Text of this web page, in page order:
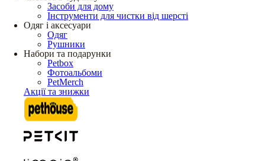
Засоби для дому
Інструменти для чистки від шерсті
Одяг і аксесуари
Одяг
Рушники
Набори та подарунки
Petbox
Фотоальбоми
PetMerch
Акції та знижки